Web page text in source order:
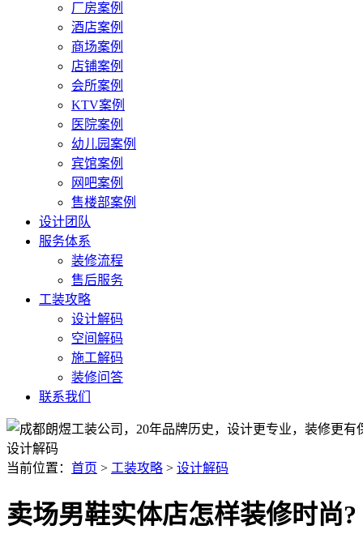
厂房案例
酒店案例
商场案例
店铺案例
会所案例
KTV案例
医院案例
幼儿园案例
宾馆案例
网吧案例
售楼部案例
设计团队
服务体系
装修流程
售后服务
工装攻略
设计解码
空间解码
施工解码
装修问答
联系我们
设计解码
当前位置： 首页 > 工装攻略 > 设计解码
卖场男鞋实体店怎样装修时尚?